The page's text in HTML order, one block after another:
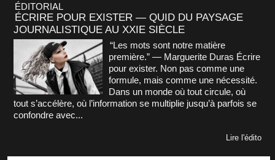
ÉDITORIAL
ÉCRIRE POUR EXISTER — QUID DU PAYSAGE
JOURNALISTIQUE AU XXIE SIÈCLE
“Les mots sont notre matière
première.” — Marguerite Duras Écrire
pour exister. Non pas comme une
formule, mais comme une nécessité.
Dans un monde où tout circule, où
tout s’accélère, où l’information se multiplie jusqu’à parfois se
confondre avec...
Lire l'édito